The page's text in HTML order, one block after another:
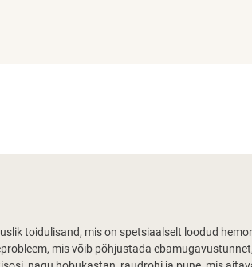
toidulisand, mis on spetsiaalselt loodud
mis võib põhjustada